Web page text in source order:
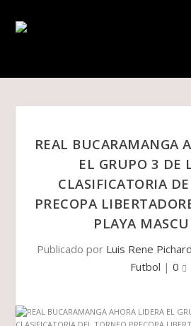
REAL BUCARAMANGA
EL GRUPO 3 DE
CLASIFICATORIA
PRECOPA
PLAYA
Publicado por Luis Rene
Futbol | 0